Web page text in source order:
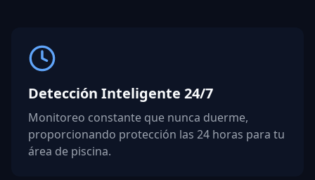
Detección Inteligente 24/7
Monitoreo constante que nunca duerme,
proporcionando protección las 24 horas para tu
área de piscina.